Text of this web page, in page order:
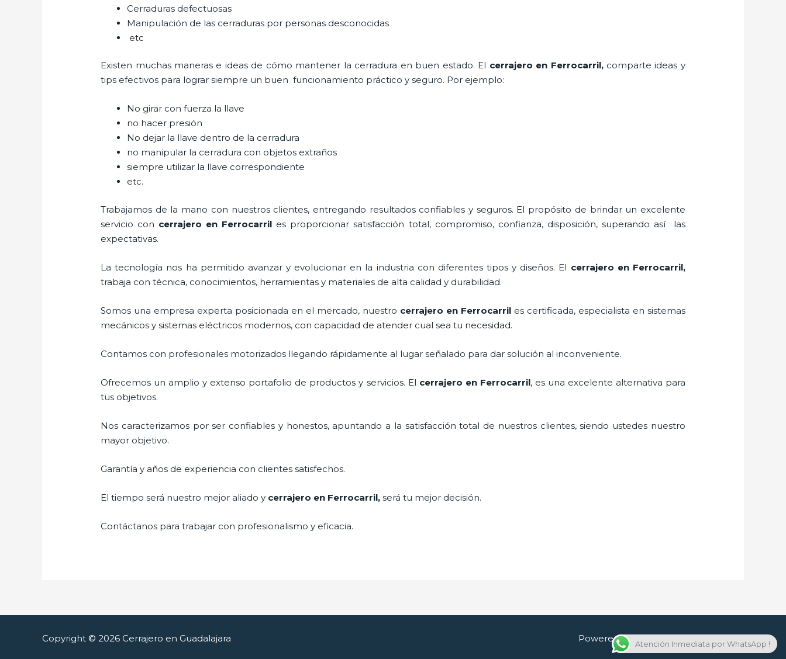
Cerraduras defectuosas
Manipulación de las cerraduras por personas desconocidas
etc
Existen muchas maneras e ideas de cómo mantener la cerradura en buen estado. El cerrajero en Ferrocarril, comparte ideas y
tips efectivos para lograr siempre un buen funcionamiento práctico y seguro. Por ejemplo:
No girar con fuerza la llave
no hacer presión
No dejar la llave dentro de la cerradura
no manipular la cerradura con objetos extraños
siempre utilizar la llave correspondiente
etc.
Trabajamos de la mano con nuestros clientes, entregando resultados confiables y seguros. El propósito de brindar un excelente
servicio con cerrajero en Ferrocarril es proporcionar satisfacción total, compromiso, confianza, disposición, superando así las
expectativas.
La tecnología nos ha permitido avanzar y evolucionar en la industria con diferentes tipos y diseños. El cerrajero en Ferrocarril,
trabaja con técnica, conocimientos, herramientas y materiales de alta calidad y durabilidad.
Somos una empresa experta posicionada en el mercado, nuestro cerrajero en Ferrocarril es certificada, especialista en sistemas
mecánicos y sistemas eléctricos modernos, con capacidad de atender cual sea tu necesidad.
Contamos con profesionales motorizados llegando rápidamente al lugar señalado para dar solución al inconveniente.
Ofrecemos un amplio y extenso portafolio de productos y servicios. El cerrajero en Ferrocarril, es una excelente alternativa para
tus objetivos.
Nos caracterizamos por ser confiables y honestos, apuntando a la satisfacción total de nuestros clientes, siendo ustedes nuestro
mayor objetivo.
Garantía y años de experiencia con clientes satisfechos.
El tiempo será nuestro mejor aliado y cerrajero en Ferrocarril,será tu mejor decisión.
Contáctanos para trabajar con profesionalismo y eficacia.
Copyright © 2026 Cerrajero en Guadalajara Powered by Cerrajero en Guadalajara
Atención Inmediata por WhatsApp !